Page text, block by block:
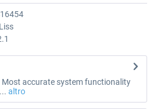
Most accurate system functionality
altro